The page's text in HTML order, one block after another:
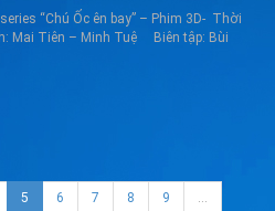
“Chú Ốc ên bay” – Phim 3D- Thời
Tiên – Minh Tuệ Biên tập: Bùi
5 6 7 8 9 …